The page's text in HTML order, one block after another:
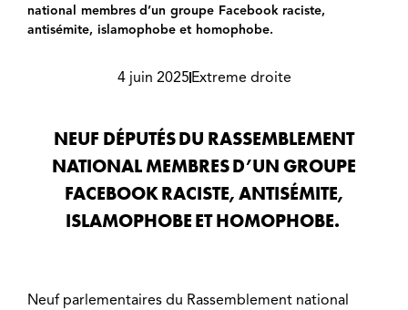
national membres d’un groupe Facebook raciste,
antisémite, islamophobe et homophobe.
4 juin 2025Extreme droite
NEUF DÉPUTÉS DU RASSEMBLEMENT
NATIONAL MEMBRES D’UN GROUPE
FACEBOOK RACISTE, ANTISÉMITE,
ISLAMOPHOBE ET HOMOPHOBE.
Neuf parlementaires du Rassemblement national